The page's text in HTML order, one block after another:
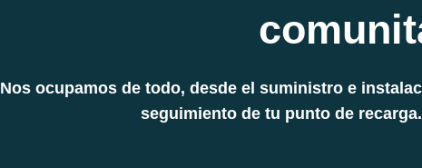
Nos ocupamos de todo, desde el suministro e
seguimiento de tu punto de